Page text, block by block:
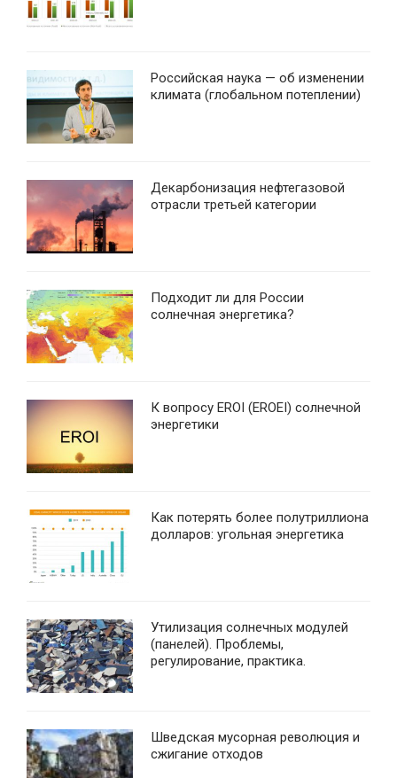
Российская наука — об изменении
климата (глобальном потеплении)
Декарбонизация нефтегазовой
отрасли третьей категории
Подходит ли для России
солнечная энергетика?
К вопросу EROI (EROEI) солнечной
энергетики
Как потерять более полутриллиона
долларов: угольная энергетика
Утилизация солнечных модулей
(панелей). Проблемы,
регулирование, практика.
Шведская мусорная революция и
сжигание отходов